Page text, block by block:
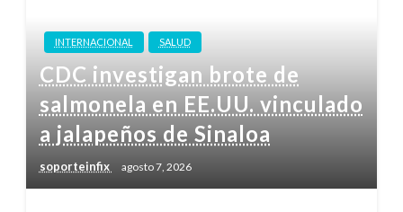
INTERNACIONAL SALUD
CDC investigan brote de
salmonela en EE.UU. vinculado
a jalapeños de Sinaloa
soporteinfix agosto 7, 2026